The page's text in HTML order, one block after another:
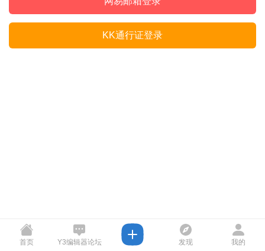
KK通行证登录
首页 Y3编辑器论坛 发现 我的